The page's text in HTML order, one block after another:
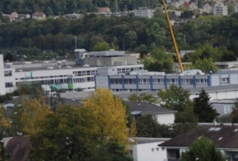
Trouvez des projets et
DE FR IT